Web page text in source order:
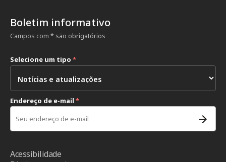
Boletim informativo
Campos com * são obrigatórios
Selecione um tipo *
Endereço de e-mail *
Acessibilidade